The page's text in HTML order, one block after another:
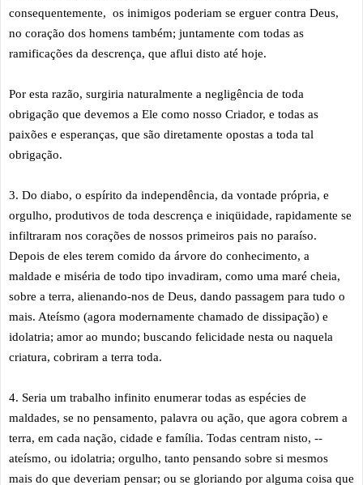
consequentemente, os inimigos poderiam se erguer contra Deus,
no coração dos homens também; juntamente com todas as
ramificações da descrença, que aflui disto até hoje.
Por esta razão, surgiria naturalmente a negligência de toda
obrigação que devemos a Ele como nosso Criador, e todas as
paixões e esperanças, que são diretamente opostas a toda tal
obrigação.
3. Do diabo, o espírito da independência, da vontade própria, e
orgulho, produtivos de toda descrença e iniqüidade, rapidamente se
infiltraram nos corações de nossos primeiros pais no paraíso.
Depois de eles terem comido da árvore do conhecimento, a
maldade e miséria de todo tipo invadiram, como uma maré cheia,
sobre a terra, alienando-nos de Deus, dando passagem para tudo o
mais. Ateísmo (agora modernamente chamado de dissipação) e
idolatria; amor ao mundo; buscando felicidade nesta ou naquela
criatura, cobriram a terra toda.
4. Seria um trabalho infinito enumerar todas as espécies de
maldades, se no pensamento, palavra ou ação, que agora cobrem a
terra, em cada nação, cidade e família. Todas centram nisto, --
ateísmo, ou idolatria; orgulho, tanto pensando sobre si mesmos
mais do que deveriam pensar; ou se gloriando por alguma coisa que